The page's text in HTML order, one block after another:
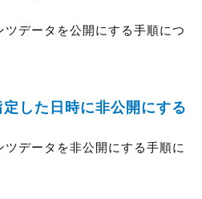
データを公開にする手順につ
した日時に非公開にする
データを非公開にする手順に